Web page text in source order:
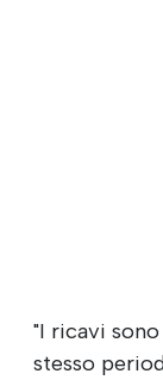
"I ricavi
stesso